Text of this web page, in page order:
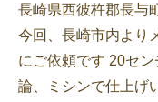
長崎県西彼杵郡長与
今回、長崎市内より
にご依頼です 20セ
論、ミシンで仕上げ